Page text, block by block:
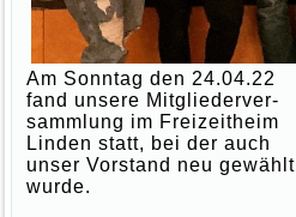
Am Sonntag den 24.04.22
fand unsere Mitgliederver-
sammlung im Freizeitheim
Linden statt, bei der auch
unser Vorstand neu gewählt
wurde.